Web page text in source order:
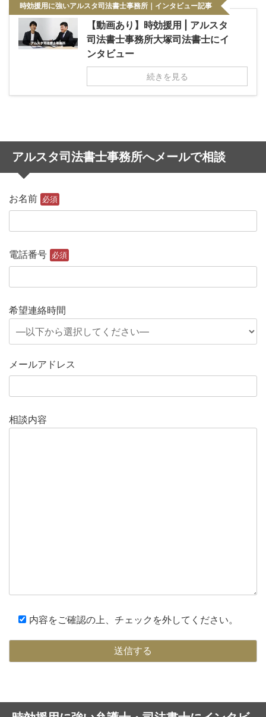
時効援用に強いアルスタ司法書士事務所｜インタビュー記事
【動画あり】時効援用 | アルスタ
司法書士事務所大塚司法書士にイ
ンタビュー
続きを見る
アルスタ司法書士事務所へメールで相談
お名前 必須
電話番号 必須
希望連絡時間
メールアドレス
相談内容
内容をご確認の上、チェックを外してください。